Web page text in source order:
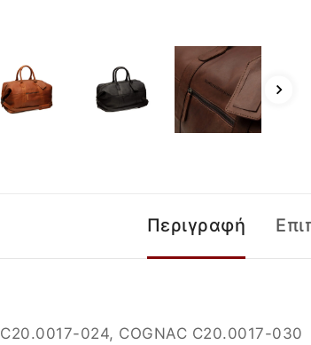
Περιγραφή
C20.0017-024, COGNAC C20.0017-030